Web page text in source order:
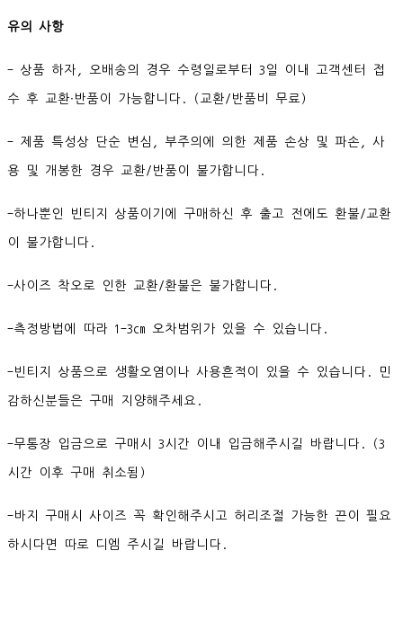
유의 사항
- 상품 하자, 오배송의 경우 수령일로부터 3일 이내 고객센터 접
수 후 교환∙반품이 가능합니다. (교환/반품비 무료)
- 제품 특성상 단순 변심, 부주의에 의한 제품 손상 및 파손, 사
용 및 개봉한 경우 교환/반품이 불가합니다.
-하나뿐인 빈티지 상품이기에 구매하신 후 출고 전에도 환불/교환
이 불가합니다.
-사이즈 착오로 인한 교환/환불은 불가합니다.
-측정방법에 따라 1-3cm 오차범위가 있을 수 있습니다.
-빈티지 상품으로 생활오염이나 사용흔적이 있을 수 있습니다. 민
감하신분들은 구매 지양해주세요.
-무통장 입금으로 구매시 3시간 이내 입금해주시길 바랍니다. (3
시간 이후 구매 취소됨)
-바지 구매시 사이즈 꼭 확인해주시고 허리조절 가능한 끈이 필요
하시다면 따로 디엠 주시길 바랍니다.